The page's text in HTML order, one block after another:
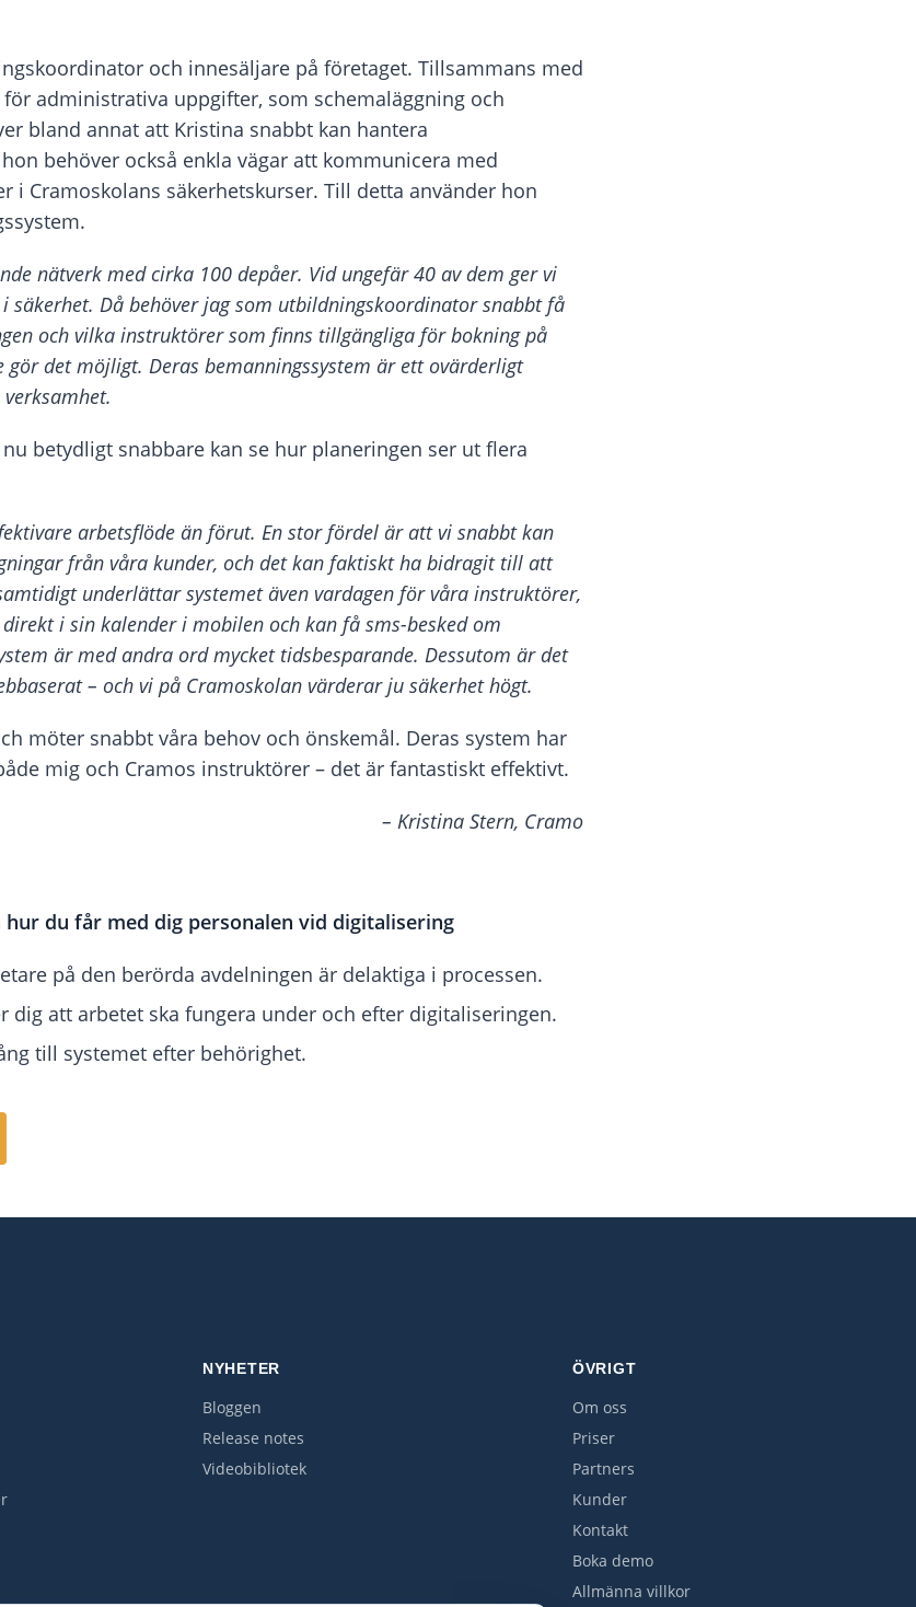
och innesäljare på företaget. Tillsammans med
administrativa uppgifter, som schemaläggning och
bland annat att Kristina snabbt kan hantera
behöver också enkla vägar att kommunicera med
i Cramoskolans säkerhetskurser. Till detta använder hon
nätverk med cirka 100 depåer. Vid ungefär 40 av dem ger vi
säkerhet. Då behöver jag som utbildningskoordinator snabbt få
och vilka instruktörer som finns tillgängliga för bokning på
gör det möjligt. Deras bemanningssystem är ett ovärderligt
betydligt snabbare kan se hur planeringen ser ut flera
arbetsflöde än förut. En stor fördel är att vi snabbt kan
från våra kunder, och det kan faktiskt ha bidragit till att
underlättar systemet även vardagen för våra instruktörer,
i sin kalender i mobilen och kan få sms-besked om
är med andra ord mycket tidsbesparande. Dessutom är det
– och vi på Cramoskolan värderar ju säkerhet högt.
möter snabbt våra behov och önskemål. Deras system har
mig och Cramos instruktörer – det är fantastiskt effektivt.
– Kristina Stern, Cramo
du får med dig personalen vid digitalisering
på den berörda avdelningen är delaktiga i processen.
dig att arbetet ska fungera under och efter digitaliseringen.
till systemet efter behörighet.
NYHETER
Bloggen
Release notes
Videobibliotek
ÖVRIGT
Om oss
Priser
Partners
Kunder
Kontakt
Boka demo
Allmänna villkor